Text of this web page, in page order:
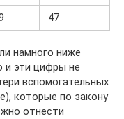
47
намного ниже
и эти цифры не
вспомогательных
которые по закону
отнести